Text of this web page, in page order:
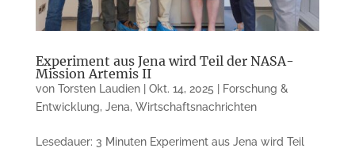
Experiment aus Jena wird Teil der NASA-
Mission Artemis II
von Torsten Laudien| Okt. 14, 2025
Forschung &
Entwicklung, Jena, Wirtschaftsnachrichten
Lesedauer: 3 Minuten Experiment aus Jena wird Teil